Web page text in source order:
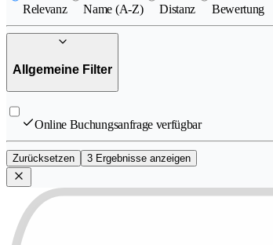
Relevanz Name (A-Z) Distanz Bewertung
Allgemeine Filter
Online Buchungsanfrage verfügbar
Zurücksetzen 3 Ergebnisse anzeigen